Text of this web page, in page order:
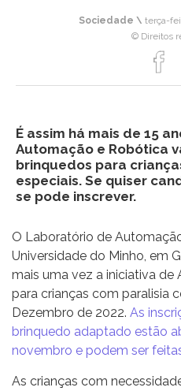
Sociedade \ terça-
© Direitos
É assim há mais de 15
Automação e Robótica
brinquedos para
especiais. Se quiser
se pode inscrever.
O Laboratório de
Universidade do Minho, em
mais uma vez a iniciativa
para crianças com paralisia
Dezembro de 2022. As
brinquedo adaptado estão
novembro e podem ser
As crianças com